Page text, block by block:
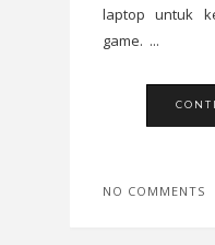
laptop untuk
game. ...
NO COMMENTS